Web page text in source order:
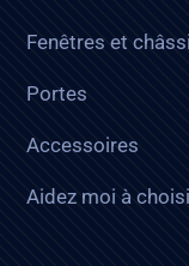
Fenêtres et
Portes
Accessoires
Aidez moi à